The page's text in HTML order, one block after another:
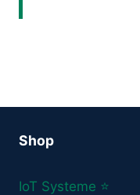
Shop
IoT Systeme ⭐